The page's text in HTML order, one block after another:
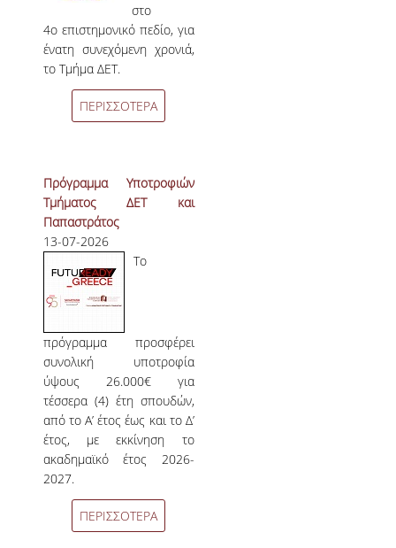
ΕΠΙΣΚΕΠΤΕΣ ΚΑΘΗΓΗΤΕΣ
ΜΕΛΗ Ε.ΔΙ.Π.
ΜΕΛΗ Ε.Τ.Ε.Π.
ΔΙΟΙΚΗΤΙΚΟ ΠΡΟΣΩΠΙΚΟ
ΜΗΤΡΩΟ ΜΕΛΩΝ ΤΜΗΜΑΤΟΣ
ΠΡΟΠΤΥΧΙΑΚΕΣ ΣΠΟΥΔΕΣ
ΠΡΟΓΡΑΜΜΑ ΣΠΟΥΔΩΝ
ΟΔΗΓΟΣ ΚΑΙ ΚΑΤΕΥΘΥΝΣΕΙΣ ΣΠΟΥΔΩΝ
ΜΑΘΗΜΑΤΑ ΠΡΟΓΡΑΜΜΑΤΟΣ ΣΠΟΥΔΩΝ
ΜΑΘΗΜΑΤΑ ΕΛΕΥΘΕΡΗΣ ΕΠΙΛΟΓΗΣ ΑΠΟ
ΑΛΛΑ ΤΜΗΜΑΤΑ
ΒΡΑΒΕΙΑ ΕΡΓΑΣΙΩΝ
ΕΥΚΑΙΡΙΕΣ ΓΙΑ ΠΡΑΚΤΙΚΗ ΑΣΚΗΣΗ
στο
4οεπιστημονικό πεδίο, για
ένατη συνεχόμενη χρονιά,
το Τμήμα ΔΕΤ.
ΠΕΡΙΣΣΟΤΕΡΑ
Πρόγραμμα Υποτροφιών
Τμήματος ΔΕΤ και
Παπαστράτος
13-07-2026
Το
πρόγραμμα προσφέρει
συνολική υποτροφία
ύψους 26.000€ για
τέσσερα (4) έτη σπουδών,
από το Α’ έτος έως και το Δ’
έτος, με εκκίνηση το
ακαδημαϊκό έτος 2026-
2027.
ΠΕΡΙΣΣΟΤΕΡΑ